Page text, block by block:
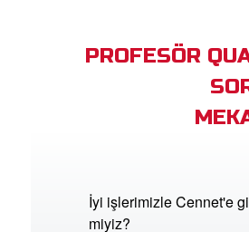
PROFESÖR
İyi işlerimizle Cennet'e
miyiz?